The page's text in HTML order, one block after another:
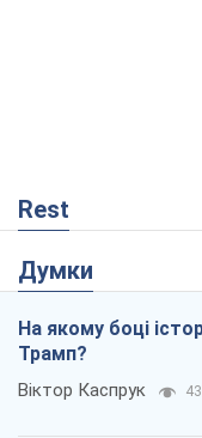
Rest
Думки
На якому боці
Трамп?
Віктор Каспрук